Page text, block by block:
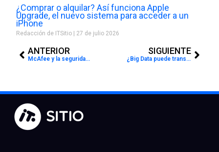
¿Comprar o alquilar? Así funciona Apple
Upgrade, el nuevo sistema para acceder a un
iPhone
Redacción de ITSitio 27 de julio 2026
ANTERIOR
McAfee y la seguridad conectada
SIGUIENTE
¿Big Data puede transformar la industria de salud?